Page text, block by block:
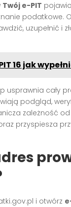
Twój e-PIT
podatkowe.
uzupełnić i
16 jak
usprawnia cały
podgląd,
zależność
przyspiesza
i otwórz